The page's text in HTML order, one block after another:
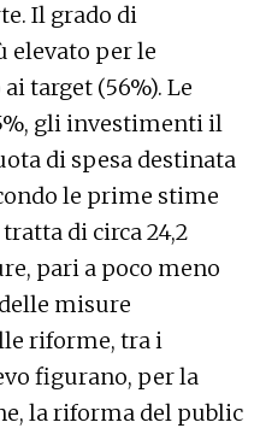
Il grado di
elevato per le
target (56%). Le
gli investimenti il
di spesa destinata
le prime stime
di circa 24,2
pari a poco meno
misure
riforme, tra i
figurano, per la
la riforma del public